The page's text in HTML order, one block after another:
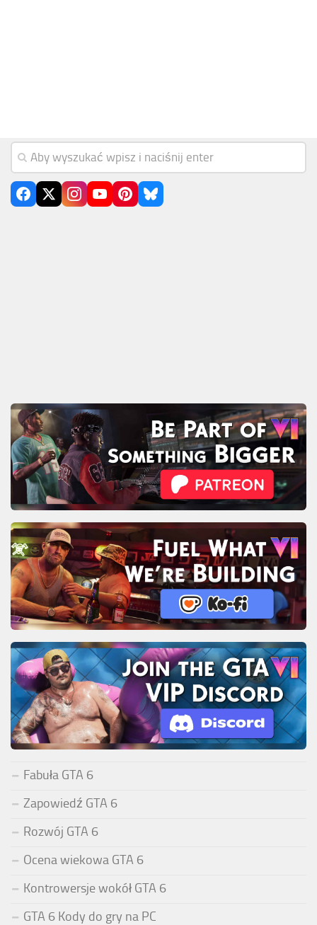
Fabuła GTA 6
Zapowiedź GTA 6
Rozwój GTA 6
Ocena wiekowa GTA 6
Kontrowersje wokół GTA 6
GTA 6 Kody do gry na PC